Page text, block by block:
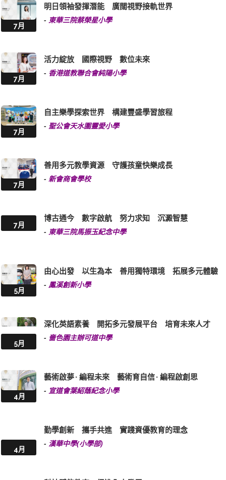
7月
明日領袖發揮潛能 廣闊視野接軌世界
- 東華三院蔡榮星小學
7月
活力綻放 國際視野 數位未來
- 香港道教聯合會純陽小學
7月
自主樂學探索世界 構建豐盛學習旅程
- 聖公會天水圍靈愛小學
7月
善用多元教學資源 守護孩童快樂成長
- 新會商會學校
7月
博古通今 數字啟航 努力求知 沉澱智慧
- 東華三院馬振玉紀念中學
5月
由心出發 以生為本 善用獨特環境 拓展多元體驗
- 鳳溪創新小學
5月
深化英語素養 開拓多元發展平台 培育未來人才
- 嗇色園主辦可道中學
4月
藝術啟夢 · 編程未來 藝術育自信 · 編程啟創思
- 宣道會葉紹蔭紀念小學
4月
勤學創新 攜手共進 實踐資優教育的理念
- 漢華中學(小學部)